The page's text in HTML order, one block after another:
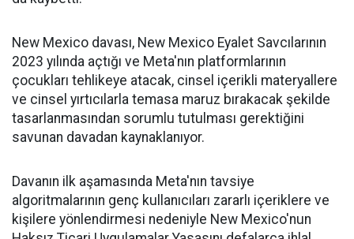
New Mexico davası, New Mexico Eyalet Savcılarının
2023 yılında açtığı ve Meta'nın platformlarının
çocukları tehlikeye atacak, cinsel içerikli materyallere
ve cinsel yırtıcılarla temasa maruz bırakacak şekilde
tasarlanmasından sorumlu tutulması gerektiğini
savunan davadan kaynaklanıyor.
Davanın ilk aşamasında Meta'nın tavsiye
algoritmalarının genç kullanıcıları zararlı içeriklere ve
kişilere yönlendirmesi nedeniyle New Mexico'nun